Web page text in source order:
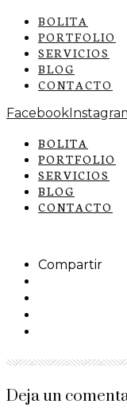
BOLITA
PORTFOLIO
SERVICIOS
BLOG
CONTACTO
Facebook
BOLITA
PORTFOLIO
SERVICIOS
BLOG
CONTACTO
Compartir
Deja un